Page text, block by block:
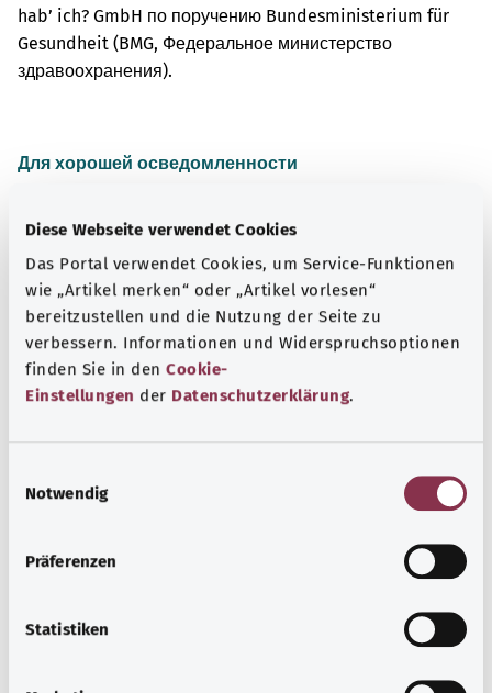
Diese Webseite verwendet Cookies
Das Portal verwendet Cookies, um Service-Funktionen
wie „Artikel merken“ oder „Artikel vorlesen“
bereitzustellen und die Nutzung der Seite zu
verbessern. Informationen und Widerspruchsoptionen
finden Sie in den Cookie-
Einstellungen der Datenschutzerklärung.
Notwendig
Präferenzen
Statistiken
hab’ ich? GmbH по поручению Bundesministerium für
Gesundheit (BMG, Федеральное министерство
здравоохранения).
Для хорошей осведомленности
Чесотка возникает из-за поражения кожи клещами.
Чесотка может передаваться при длительном контакте